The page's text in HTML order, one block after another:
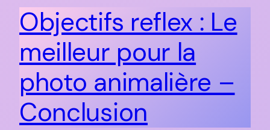
Objectifs reflex : Le
meilleur pour la
photo animalière –
Conclusion